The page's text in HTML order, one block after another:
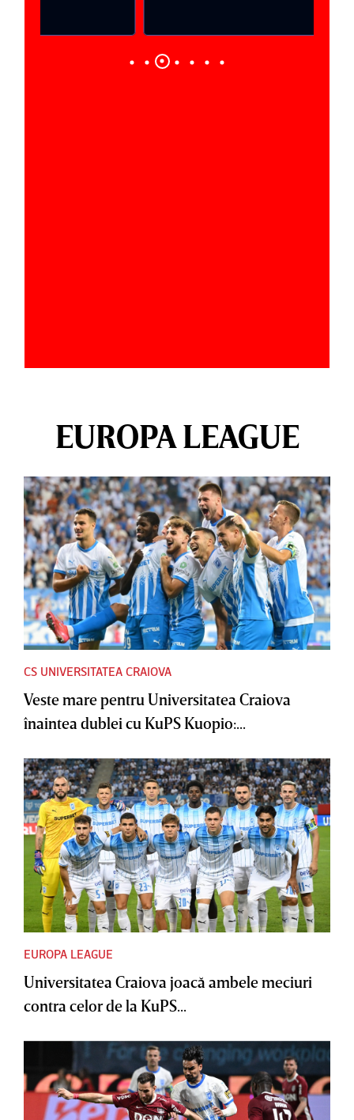
EUROPA LEAGUE
CS UNIVERSITATEA CRAIOVA
Veste mare pentru Universitatea Craiova
înaintea dublei cu KuPS Kuopio:...
EUROPA LEAGUE
Universitatea Craiova joacă ambele meciuri
contra celor de la KuPS...